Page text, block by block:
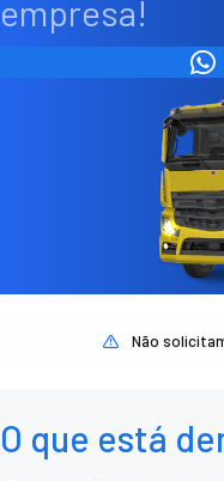
empresa!
Não
O que está